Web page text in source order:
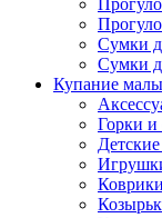
Сумки
Сумки
Купание
Горки и